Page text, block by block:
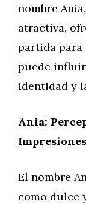
nombre
atractiva,
partida para
puede
identidad y
Ania:
Impresiones
El nombre
como dulce